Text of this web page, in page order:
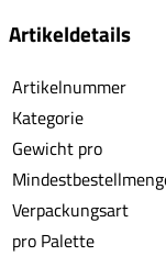
Artikeldetails
Artikelnummer
Kategorie
Gewicht pro
Verpackungsart
pro Palette